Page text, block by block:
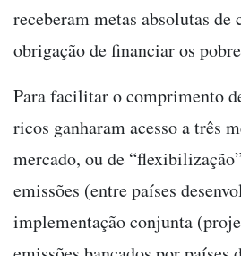
receberam metas absolutas de
obrigação de financiar os
Para facilitar o comprimento
ricos ganharam acesso a três
mercado, ou de
emissões (entre países
implementação conjunta